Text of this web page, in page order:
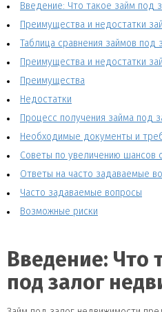
Введение: Что такое займ под
Преимущества и недостатки
Таблица сравнения займов под
Преимущества и недостатки
Преимущества
Недостатки
Процесс получения займа под
Необходимые документы и
Советы по увеличению шансов
Ответы на часто задаваемые
Часто задаваемые вопросы
Возможные риски
Введение: Что
под залог